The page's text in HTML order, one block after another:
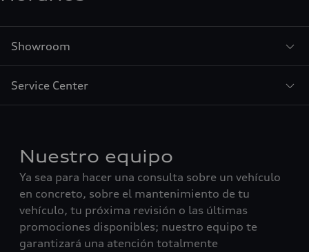
Showroom
Service Center
Nuestro equipo
Ya sea para hacer una consulta sobre un vehículo
en concreto, sobre el mantenimiento de tu
vehículo, tu próxima revisión o las últimas
promociones disponibles; nuestro equipo te
garantizará una atención totalmente